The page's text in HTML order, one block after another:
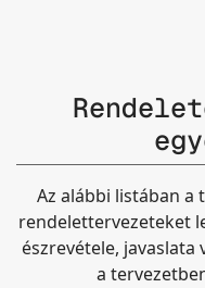
Az alábbi listában
rendelettervezeteket
észrevétele, javaslata
a